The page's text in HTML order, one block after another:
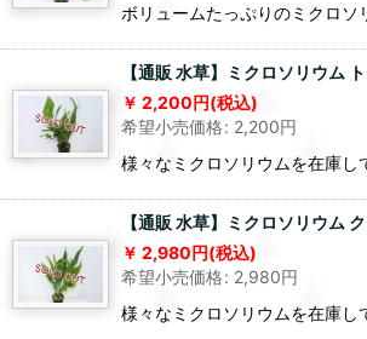
ボリュームたっぷりのミクロソ
【通販 水草】ミクロソリウム
2,200円(税込)
希望小売価格: 2,200円
様々なミクロソリウムを在庫し
【通販 水草】ミクロソリウム
2,980円(税込)
希望小売価格: 2,980円
様々なミクロソリウムを在庫し